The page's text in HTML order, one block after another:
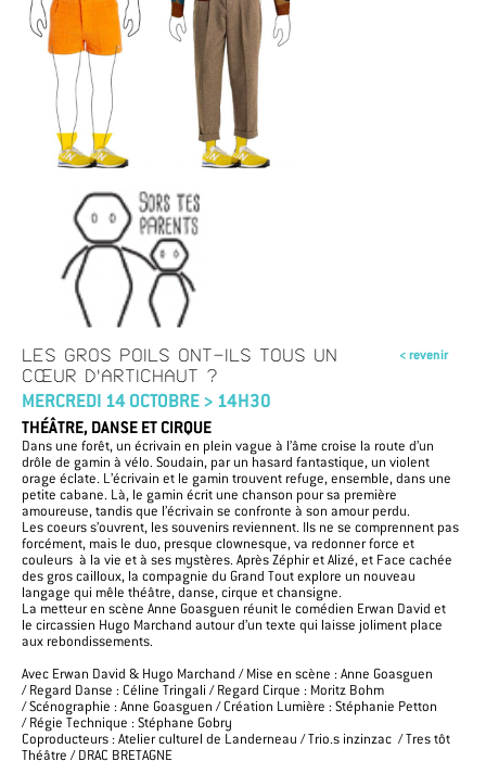
< revenir
LES GROS POILS ONT-ILS TOUS UN
CŒUR D'ARTICHAUT ?
MERCREDI 14 OCTOBRE > 14H30
THÉÂTRE, DANSE ET CIRQUE
Dans une forêt, un écrivain en plein vague à l’âme croise la route d’un
drôle de gamin à vélo. Soudain, par un hasard fantastique, un violent
orage éclate. L’écrivain et le gamin trouvent refuge, ensemble, dans une
petite cabane. Là, le gamin écrit une chanson pour sa première
amoureuse, tandis que l’écrivain se confronte à son amour perdu.
Les coeurs s’ouvrent, les souvenirs reviennent. Ils ne se comprennent pas
forcément, mais le duo, presque clownesque, va redonner force et
couleurs à la vie et à ses mystères. Après Zéphir et Alizé, et Face cachée
des gros cailloux, la compagnie du Grand Tout explore un nouveau
langage qui mêle théâtre, danse, cirque et chansigne.
La metteur en scène Anne Goasguen réunit le comédien Erwan David et
le circassien Hugo Marchand autour d’un texte qui laisse joliment place
aux rebondissements.
Avec Erwan David & Hugo Marchand / Mise en scène : Anne Goasguen
/ Regard Danse : Céline Tringali / Regard Cirque : Moritz Bohm
/Scénographie : Anne Goasguen / Création Lumière : Stéphanie Petton
/ Régie Technique : Stéphane Gobry
Coproducteurs : Atelier culturel de Landerneau / Trio.s inzinzac / Tres tôt
Théâtre / DRAC BRETAGNE